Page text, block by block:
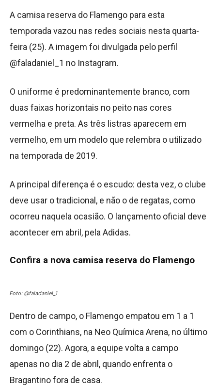
A camisa reserva do Flamengo para esta
temporada vazou nas redes sociais nesta quarta-
feira (25). A imagem foi divulgada pelo perfil
@faladaniel_1 no Instagram.
O uniforme é predominantemente branco, com
duas faixas horizontais no peito nas cores
vermelha e preta. As três listras aparecem em
vermelho, em um modelo que relembra o utilizado
na temporada de 2019.
A principal diferença é o escudo: desta vez, o clube
deve usar o tradicional, e não o de regatas, como
ocorreu naquela ocasião. O lançamento oficial deve
acontecer em abril, pela Adidas.
Confira a nova camisa reserva do Flamengo
Foto: @faladaniel_1
Dentro de campo, o Flamengo empatou em 1 a 1
com o Corinthians, na Neo Química Arena, no último
domingo (22). Agora, a equipe volta a campo
apenas no dia 2 de abril, quando enfrenta o
Bragantino fora de casa.